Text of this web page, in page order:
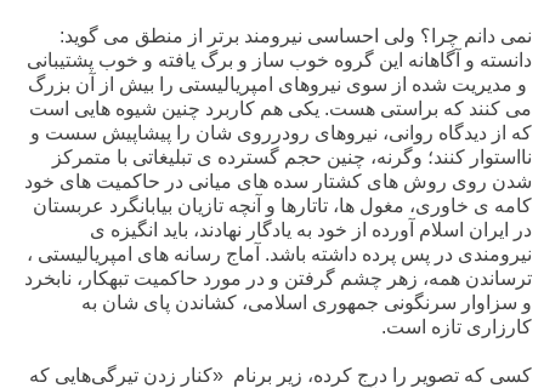
نمی دانم چرا؟ ولی احساسی نیرومند برتر از منطق می گوید:
دانسته و آگاهانه این گروه خوب ساز و برگ یافته و خوب پشتیبانی
و مدیریت شده از سوی نیروهای امپریالیستی را بیش از آن بزرگ
می کنند که براستی هست. یکی هم کاربرد چنین شیوه هایی است
که از دیدگاه روانی، نیروهای رودرروی شان را پیشاپیش سست و
نااستوار کنند؛ وگرنه، چنین حجم گسترده ی تبلیغاتی با متمرکز
شدن روی روش های کشتار سده های میانی در حاکمیت های خود
کامه ی خاوری، مغول ها، تاتارها و آنچه تازیان بیابانگرد عربستان
در ایران اسلام آورده از خود به یادگار نهادند، باید انگیزه ی
نیرومندی در پس پرده داشته باشد. آماج رسانه های امپریالیستی ،
ترساندن همه، زهر چشم گرفتن و در مورد حاکمیت تبهکار، نابخرد
و سزاوار سرنگونی جمهوری اسلامی، کشاندن پای شان به
کارزاری تازه است.
کسی که تصویر را درج کرده، زیر برنام «کنار زدن تیرگی‌هایی که